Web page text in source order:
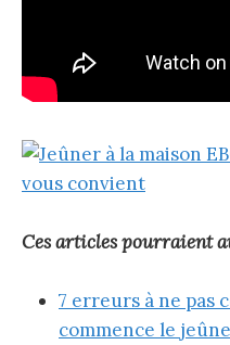
Ces articles pourraient
7 erreurs à ne pas
commence le